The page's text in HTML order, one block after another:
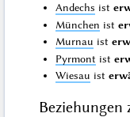
Andechs ist
München ist
Murnau ist
Pyrmont ist
Wiesau ist
Beziehungen